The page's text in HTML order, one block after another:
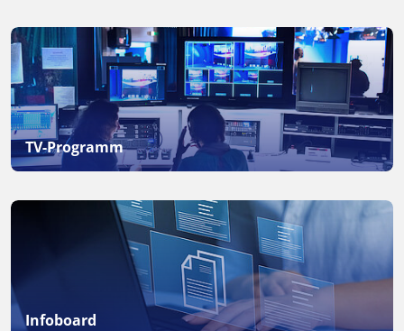
TV-Programm
Infoboard